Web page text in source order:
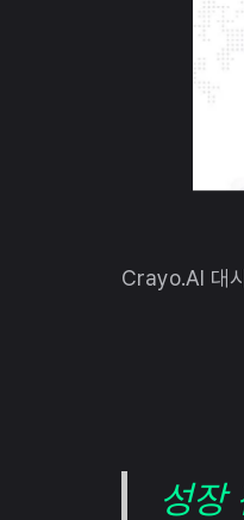
Crayo.AI 대
성장